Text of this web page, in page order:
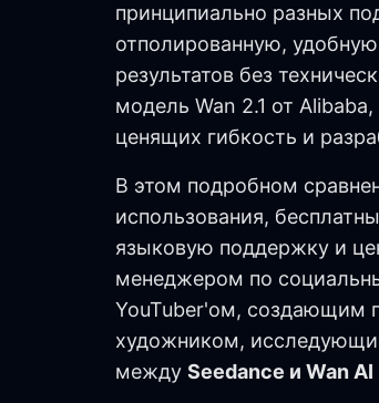
принципиально разных
отполированную,
результатов без
модель Wan 2.1 от
ценящих гибкость и
В этом подробном
использования,
языковую поддержку и
менеджером по
YouTuber'ом, создающим
художником,
между Seedance и Wan AI